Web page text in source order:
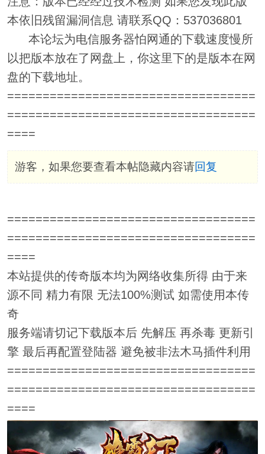
本依旧残留漏洞信息 请联系QQ：537036801
本论坛为电信服务器怕网通的下载速度慢所
以把版本放在了网盘上，你这里下的是版本在网
盘的下载地址。
===================================
===================================
====
游客，如果您要查看本帖隐藏内容请回复
===================================
===================================
====
本站提供的传奇版本均为网络收集所得 由于来
源不同 精力有限 无法100%测试 如需使用本传
奇
服务端请切记下载版本后 先解压 再杀毒 更新引
擎 最后再配置登陆器 避免被非法木马插件利用
===================================
===================================
====